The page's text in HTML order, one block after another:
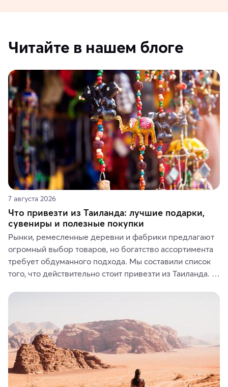
Читайте в нашем блоге
7 августа 2026
Что привезти из Таиланда: лучшие подарки,
сувениры и полезные покупки
Рынки, ремесленные деревни и фабрики предлагают
огромный выбор товаров, но богатство ассортимента
требует обдуманного подхода. Мы составили список
того, что действительно стоит привезти из Таиланда.
средства, одежду, украшения, предметы интерьера
где их купить.